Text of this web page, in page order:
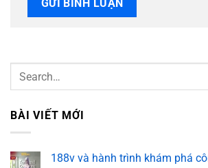
BÀI VIẾT MỚI
188v và hành trình khám phá